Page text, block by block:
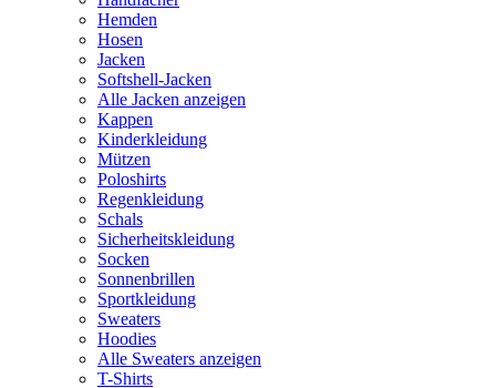
Hemden
Hosen
Jacken
Softshell-Jacken
Alle Jacken anzeigen
Kappen
Kinderkleidung
Mützen
Poloshirts
Regenkleidung
Schals
Sicherheitskleidung
Socken
Sonnenbrillen
Sportkleidung
Sweaters
Hoodies
Alle Sweaters anzeigen
T-Shirts